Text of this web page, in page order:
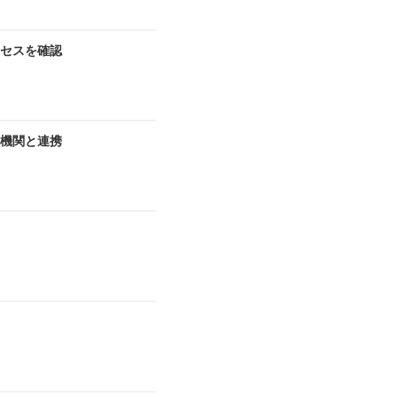
スを確認
関と連携